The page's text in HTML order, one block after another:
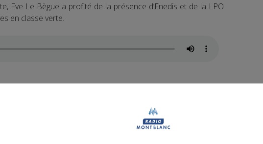
Eve Le Bègue a profité de la présence d’Enedis et de la LPO
en classe verte.
Enedis et la LPO d’AURA sont devenus une figure de
la protection des oiseaux.